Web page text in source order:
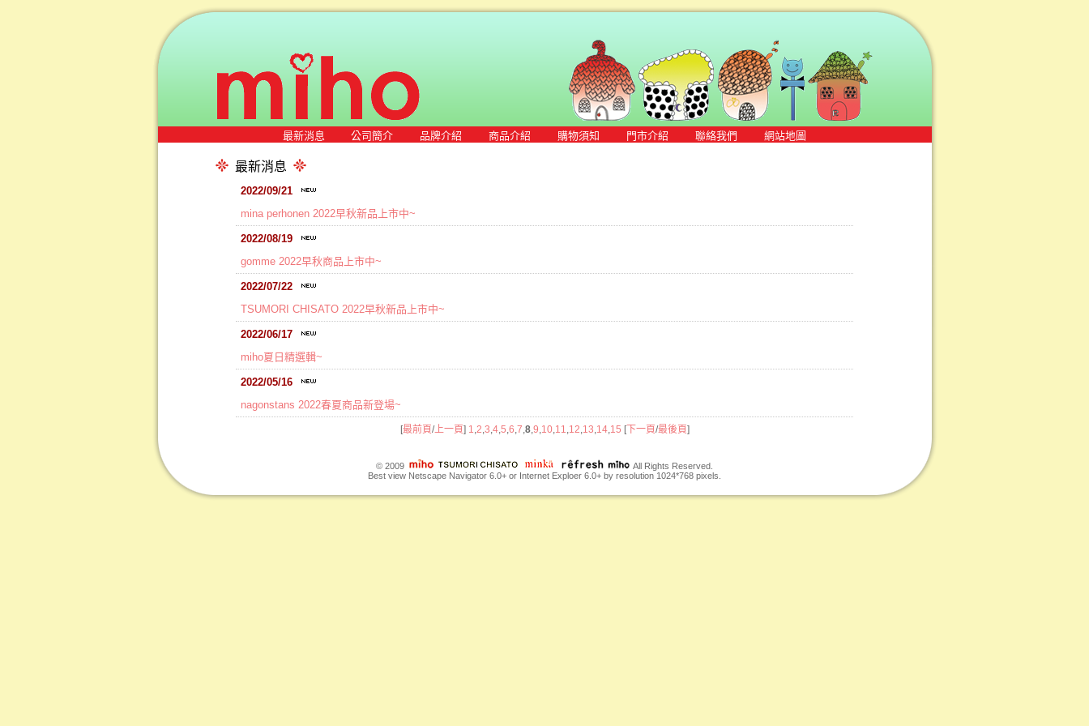
最新消息 公司簡介 品牌介紹 商品介紹 購物須知 門市介紹 聯絡我們 網站地圖
最新消息
2022/09/21
mina perhonen 2022早秋新品上市中~
2022/08/19
gomme 2022早秋商品上市中~
2022/07/22
TSUMORI CHISATO 2022早秋新品上市中~
2022/06/17
miho夏日精選輯~
2022/05/16
nagonstans 2022春夏商品新登場~
[最前頁/上一頁] 1 2 3 4, 5 6 7 8, 9 10, 11 12 13 14, 15 [下一頁/最後頁]
© 2009
All Rights Reserved.
Best view Netscape Navigator 6.0+ or Internet Exploer 6.0+ by resolution 1024*768 pixels.